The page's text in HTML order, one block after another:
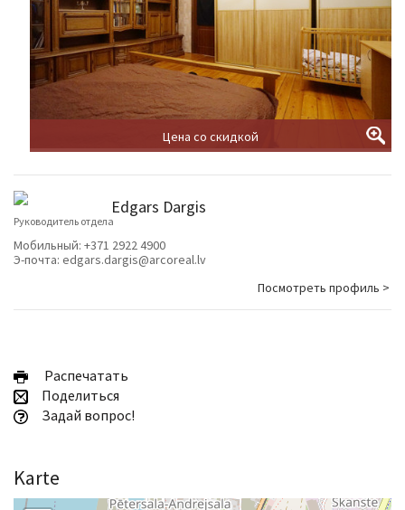
Цена со скидкой
Edgars Dargis
Руководитель отдела
Мобильный: +371 2922 4900
Э-почта: edgars.dargis@arcoreal.lv
Посмотреть профиль >
Pаспечатать
Поделиться
Задай вопрос!
Karte